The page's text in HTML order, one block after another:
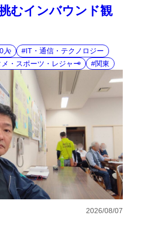
むインバウンド観
人
IT・通信・テクノロジー
メ・スポーツ・レジャー
関東
2026/08/07